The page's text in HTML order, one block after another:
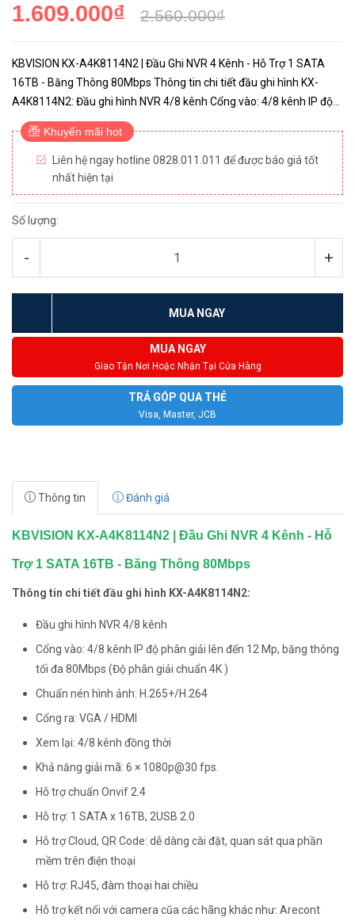
1.609.000₫ 2.560.000₫
KBVISION KX-A4K8114N2 | Đầu Ghi NVR 4 Kênh - Hỗ Trợ 1 SATA
16TB - Băng Thông 80Mbps Thông tin chi tiết đầu ghi hình KX-
A4K8114N2: Đầu ghi hình NVR 4/8 kênh Cổng vào: 4/8 kênh IP độ
phân giải lên đến 12 Mp, băng thông tối đa 80Mbps (Độ phân giải
c...
Khuyến mãi hot
Liên hệ ngay hotline 0828.011.011 để được báo giá tốt
nhất hiện tại
Số lượng:
- +
MUA NGAY
MUA NGAY
Giao Tận Nơi Hoặc Nhận Tại Cửa Hàng
TRẢ GÓP QUA THẺ
Visa, Master, JCB
Thông tin Đánh giá
KBVISION KX-A4K8114N2 | Đầu Ghi NVR 4 Kênh - Hỗ
Trợ 1 SATA 16TB - Băng Thông 80Mbps
Thông tin chi tiết đầu ghi hình KX-A4K8114N2:
Đầu ghi hình NVR 4/8 kênh
Cổng vào: 4/8 kênh IP độ phân giải lên đến 12 Mp, băng thông
tối đa 80Mbps (Độ phân giải chuẩn 4K )
Chuẩn nén hình ảnh: H.265+/H.264
Cổng ra: VGA / HDMI
Xem lại: 4/8 kênh đồng thời
Khả năng giải mã: 6 × 1080p@30 fps.
Hỗ trợ chuẩn Onvif 2.4
Hỗ trợ: 1 SATA x 16TB, 2USB 2.0
Hỗ trợ Cloud, QR Code: dễ dàng cài đặt, quan sát qua phần
mềm trên điện thoại
Hỗ trợ: RJ45, đàm thoại hai chiều
Hỗ trợ kết nối với camera cũa các hãng khác như: Arecont